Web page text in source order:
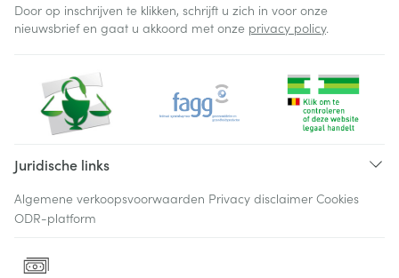
Door op inschrijven te klikken, schrijft u zich in voor onze
nieuwsbrief en gaat u akkoord met onze privacy policy.
Juridische links
Algemene verkoopsvoorwaarden Privacy disclaimer Cookies
ODR-platform